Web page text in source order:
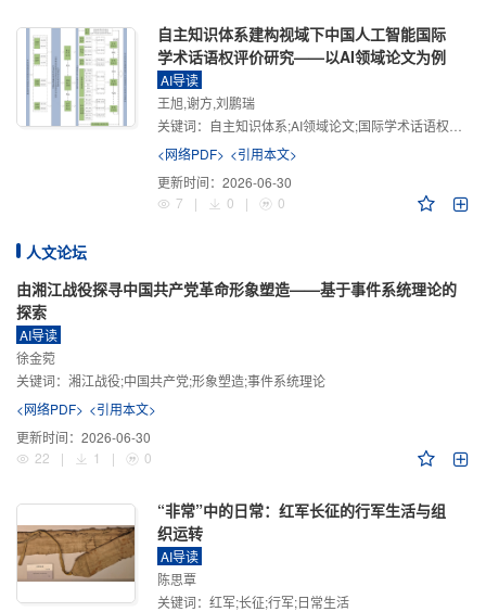
自主知识体系建构视域下中国人工智能国际
学术话语权评价研究——以AI领域论文为例
AI导读
王旭,谢方,刘鹏瑞
关键词： 自主知识体系;AI领域论文;国际学术话语权评价;学术影响力;学术感知力;学术传播力;学术引领力
<网络PDF> <引用本文>
更新时间： 2026-06-30
7
| 0 | 0
人文论坛
由湘江战役探寻中国共产党革命形象塑造——基于事件系统理论的
探索
AI导读
徐金菀
关键词： 湘江战役;中国共产党;形象塑造;事件系统理论
<网络PDF> <引用本文>
更新时间： 2026-06-30
22
| 1 | 0
“非常”中的日常：红军长征的行军生活与组
织运转
AI导读
陈思覃
关键词： 红军;长征;行军;日常生活